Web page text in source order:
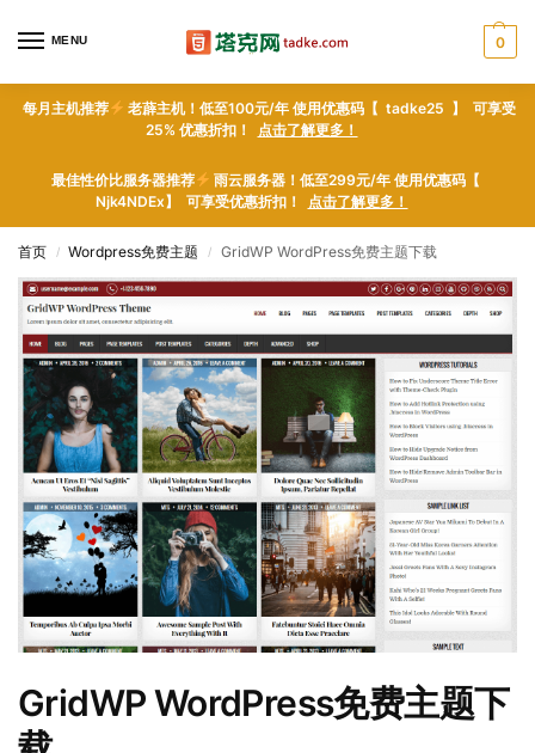
MENU 0
每月主机推荐
老薜主机！低至100元/年 使用优惠码【 tadke25 】 可享受
25% 优惠折扣！ 点击了解更多！
最佳性价比服务器推荐
雨云服务器！低至299元/年 使用优惠码【
Njk4NDEx】 可享受优惠折扣！ 点击了解更多！
首页 / Wordpress免费主题 / GridWP WordPress免费主题下载
GridWP WordPress免费主题下